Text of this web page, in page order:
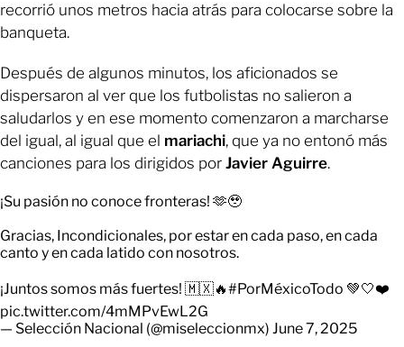
recorrió unos metros hacia atrás para colocarse sobre la
banqueta.
Después de algunos minutos, los aficionados se
dispersaron al ver que los futbolistas no salieron a
saludarlos y en ese momento comenzaron a marcharse
del igual, al igual que el mariachi, que ya no entonó más
canciones para los dirigidos por Javier Aguirre.
¡Su pasión no conoce fronteras! 🫶🥹
Gracias, Incondicionales, por estar en cada paso, en cada
canto y en cada latido con nosotros.
¡Juntos somos más fuertes! 🇲🇽🔥#PorMéxicoTodo 💚🤍❤️
pic.twitter.com/4mMPvEwL2G
— Selección Nacional (@miseleccionmx) June 7, 2025